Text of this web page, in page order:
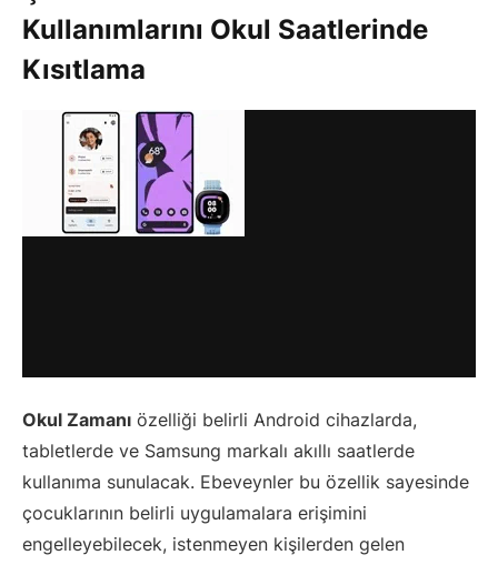
Kullanımlarını Okul Saatlerinde
Kısıtlama
Okul Zamanı özelliği belirli Android cihazlarda,
tabletlerde ve Samsung markalı akıllı saatlerde
kullanıma sunulacak. Ebeveynler bu özellik sayesinde
çocuklarının belirli uygulamalara erişimini
engelleyebilecek, istenmeyen kişilerden gelen